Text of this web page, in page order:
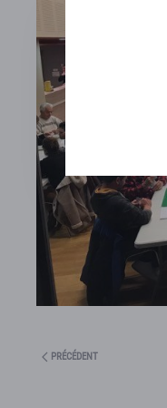
PRÉCÉDENT